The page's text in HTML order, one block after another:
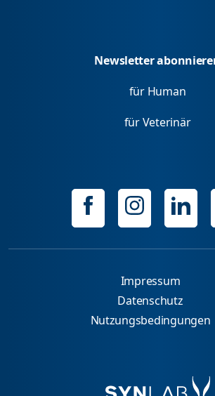
Newsletter
für Human
für Veterinär
Impressum
Datenschutz
Nutzungsbedingungen